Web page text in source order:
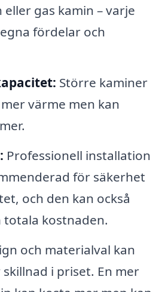
gas kamin – varje
fördelar och
Större kaminer
värme men kan
Professionell installation
för säkerhet
och den kan också
totala kostnaden.
och materialval kan
i priset. En mer